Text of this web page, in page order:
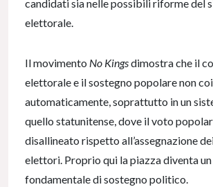
candidati sia nelle possibili riforme del
elettorale.
Il movimento No Kingsdimostra che il
elettorale e il sostegno popolare non
automaticamente, soprattutto in un
quello statunitense, dove il voto
disallineato rispetto all’assegnazione
elettori. Proprio qui la piazza diventa
fondamentale di sostegno politico.